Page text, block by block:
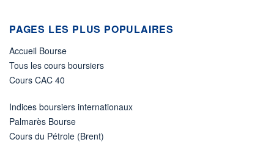
PAGES LES PLUS POPULAIRES
Accueil Bourse
Tous les cours boursiers
Cours CAC 40
Indices boursiers internationaux
Palmarès Bourse
Cours du Pétrole (Brent)